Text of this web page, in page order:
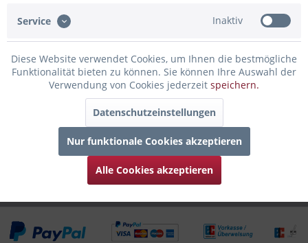
man den Flair der Stadt Duisburg den...
Bewertungen lesen, schreiben und diskutieren... mehr
Infos zum Hersteller
Folgende Infos zum Hersteller sind verfübar......
4
Service Inaktiv
Diese Website verwendet Cookies, um Ihnen die bestmögliche
Funktionalität bieten zu können. Sie können Ihre Auswahl der
Verwendung von Cookies jederzeit speichern.
Datenschutzeinstellungen
Nur funktionale Cookies akzeptieren
Alle Cookies akzeptieren